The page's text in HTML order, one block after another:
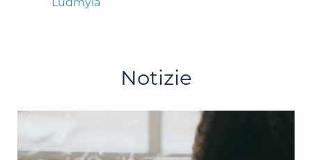
Notizie